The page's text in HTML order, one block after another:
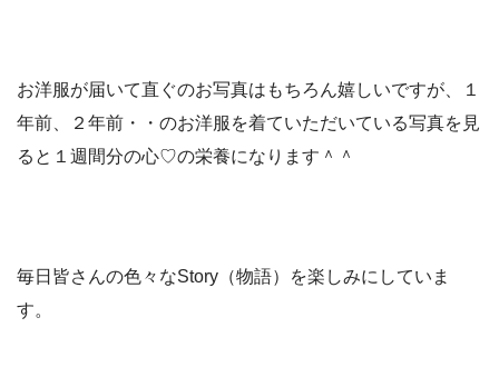
お洋服が届いて直ぐのお写真はもちろん嬉しいですが、１
年前、２年前・・のお洋服を着ていただいている写真を見
ると１週間分の心♡の栄養になります＾＾
毎日皆さんの色々なStory（物語）を楽しみにしていま
す。